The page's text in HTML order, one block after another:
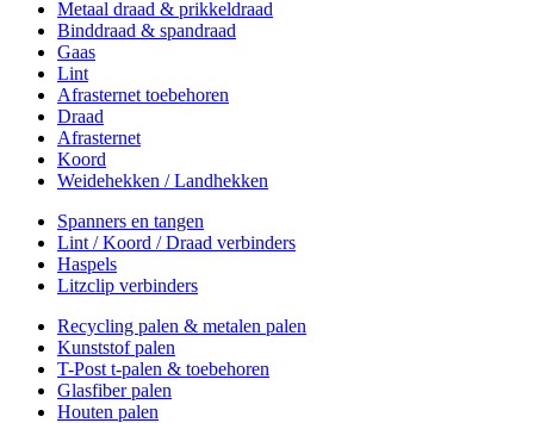
Metaal draad & prikkeldraad
Binddraad & spandraad
Gaas
Lint
Afrasternet toebehoren
Draad
Afrasternet
Koord
Weidehekken / Landhekken
Spanners en tangen
Lint / Koord / Draad verbinders
Haspels
Litzclip verbinders
Recycling palen & metalen palen
Kunststof palen
T-Post t-palen & toebehoren
Glasfiber palen
Houten palen